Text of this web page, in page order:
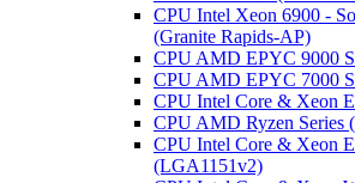
CPU Intel Xeon 6900 -
(Granite Rapids-AP)
CPU AMD EPYC 9000
CPU AMD EPYC 7000
CPU Intel Core & Xeon
CPU AMD Ryzen Series
CPU Intel Core & Xeon
(LGA1151v2)